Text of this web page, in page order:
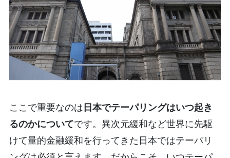
ここで重要なのは日本でテーパリングはいつ起き
るのかについてです。異次元緩和など世界に先駆
けて量的金融緩和を行ってきた日本ではテーパリ